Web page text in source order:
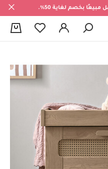
بخصم لغاية 50%.